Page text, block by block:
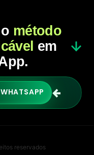
método
em
←
reservados